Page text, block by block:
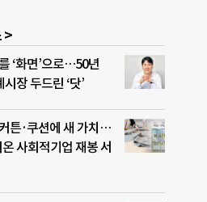
>
‘화면’으로…50년
장 두드린 ‘닷’
튼·쿠션에 새 가치…
사회적기업 재봉 서